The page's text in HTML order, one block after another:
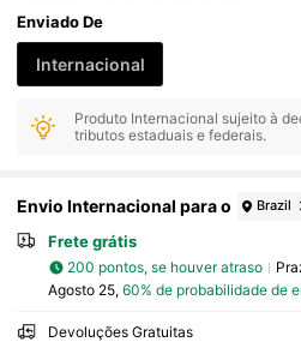
Enviado De
Internacional
Produto Internacional sujeito à
tributos estaduais e federais.
Envio Internacional para o Brazil
Frete grátis
200 pontos, se houver atraso
Agosto 25, 60% de probabilidade de
Devoluções Gratuitas